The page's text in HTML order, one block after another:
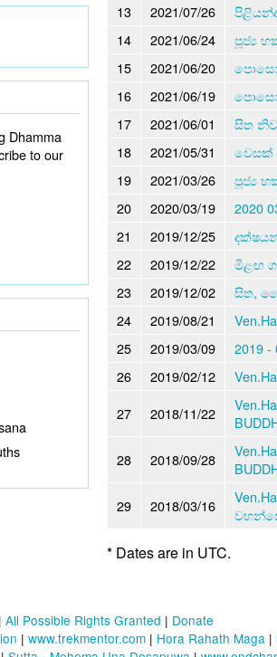
13
2021/07/26
14
2021/06/24 පූජ්‍ය
15
2021/06/20
16
2021/06/19
17
2021/06/01 සිත
18
2021/05/31 වෙසක්
19
2021/03/26 පූජ්‍ය
20
2020/03/19 2020
21
2019/12/25
22
2019/12/22 මීළඟ
23
2019/12/02 සිත,
24
2019/08/21
25
2019/03/09 2019
26
2019/02/12
27
2018/11/22
28 2018/09/28
29 2018/03/16
* Dates are in UTC.
Dhamma
to our
| All Possible Rights Granted | Donate
| www.trekmentor.com | Hora Rahath Maga |